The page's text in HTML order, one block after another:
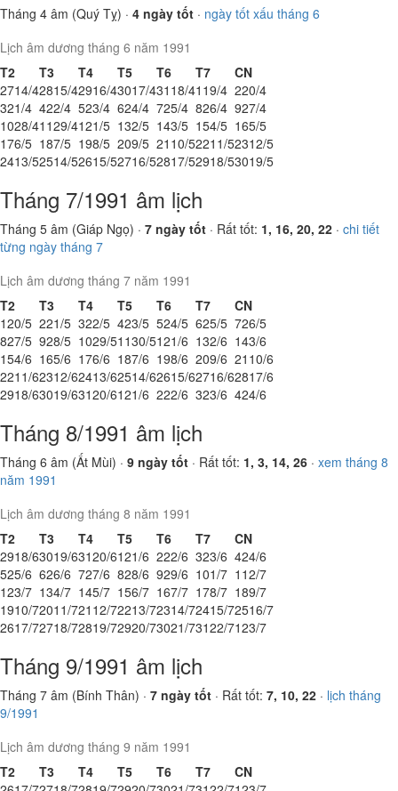
Tháng 4 âm (Quý Tỵ) · 4 ngày tốt · ngày tốt xấu tháng 6
Lịch âm dương tháng 6 năm 1991
T2
T3 T4 T5 T6 T7
CN
2714/42815/42916/43017/431 18/41 19/4 220/4
321/4 422/4 523/4 624/4 725/4 826/4 927/4
1028/41129/4121/5 132/5 143/5 154/5 165/5
176/5 187/5 198/5 209/5 21 10/52211/52312/5
2413/52514/52615/52716/52817/52918/53019/5
Tháng 7/1991 âm lịch
Tháng 5 âm (Giáp Ngọ) · 7 ngày tốt · Rất tốt: 1, 16, 20, 22 · chi tiết
từng ngày tháng 7
Lịch âm dương tháng 7 năm 1991
T2
T3 T4 T5 T6 T7
CN
120/5 221/5 322/5 423/5 524/5 625/5 726/5
827/5 928/5 1029/51130/5121/6 132/6 143/6
154/6 165/6 176/6 187/6 198/6 209/6 21 10/6
2211/62312/62413/62514/62615/62716/62817/6
2918/63019/63120/6121/6 222/6 323/6 424/6
Tháng 8/1991 âm lịch
Tháng 6 âm (Ất Mùi) · 9 ngày tốt · Rất tốt: 1, 3, 14, 26 · xem tháng 8
năm 1991
Lịch âm dương tháng 8 năm 1991
T2
T3 T4 T5 T6 T7
CN
2918/63019/63120/6121/6 222/6 323/6 424/6
525/6 626/6 727/6 828/6 929/6 101/7 112/7
123/7 134/7 145/7 156/7 167/7 178/7 189/7
1910/72011/721 12/72213/72314/72415/72516/7
2617/72718/72819/72920/73021/73122/7123/7
Tháng 9/1991 âm lịch
Tháng 7 âm (Bính Thân) · 7 ngày tốt · Rất tốt: 7, 10, 22 · lịch tháng
9/1991
Lịch âm dương tháng 9 năm 1991
T2
T3 T4 T5 T6 T7
CN